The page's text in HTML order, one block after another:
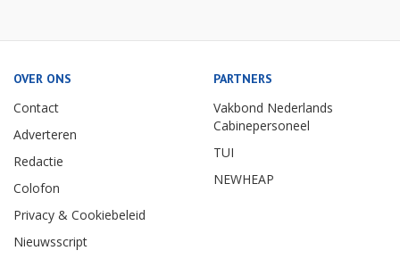
OVER ONS
Contact
Adverteren
Redactie
Colofon
Privacy & Cookiebeleid
Nieuwsscript
PARTNERS
Vakbond Nederlands
Cabinepersoneel
TUI
NEWHEAP